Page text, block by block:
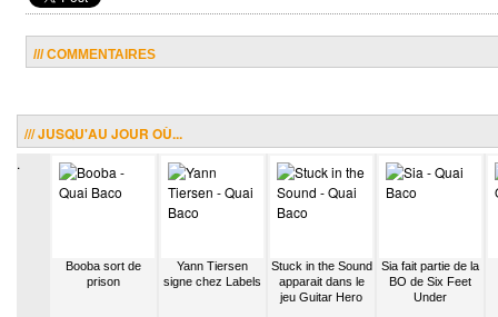
/// COMMENTAIRES
/// JUSQU'AU JOUR OÙ...
.
Booba sort de
prison
Yann Tiersen
signe chez Labels
Stuck in the Sound
apparait dans le
jeu Guitar Hero
Sia fait partie de la
BO de Six Feet
Under